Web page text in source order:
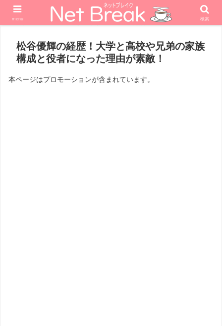
ホーム エンターテナー 男優
松谷優輝の経歴！大学と高校や兄弟の家族
構成と役者になった理由が素敵！
本ページはプロモーションが含まれています。
menu 検索